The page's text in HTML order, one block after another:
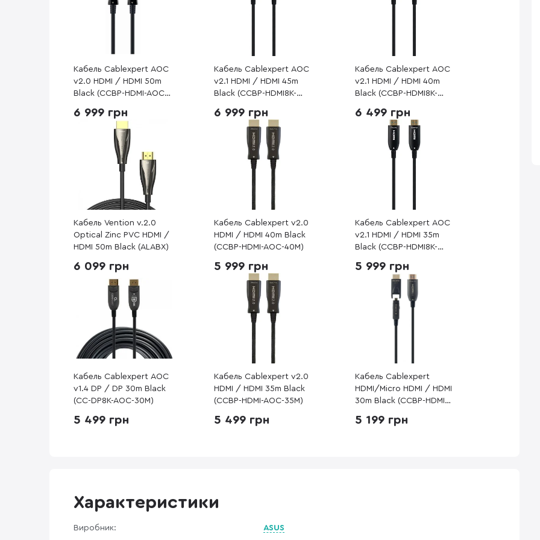
Кабель Cablexpert AOC
v2.0 HDMI / HDMI 50m
Black (CCBP-HDMI-AOC-
6 999 грн
Кабель Cablexpert AOC
v2.1 HDMI / HDMI 45m
Black (CCBP-HDMI8K-
6 999 грн
Кабель Cablexpert AOC
v2.1 HDMI / HDMI 40m
Black (CCBP-HDMI8K-
6 499 грн
Кабель Vention v.2.0
Optical Zinc PVC HDMI /
HDMI 50m Black (ALABX)
6 099 грн
Кабель Cablexpert v2.0
HDMI / HDMI 40m Black
(CCBP-HDMI-AOC-40M)
5 999 грн
Кабель Cablexpert AOC
v2.1 HDMI / HDMI 35m
Black (CCBP-HDMI8K-
5 999 грн
Кабель Cablexpert AOC
v1.4 DP / DP 30m Black
(CC-DP8K-AOC-30M)
5 499 грн
Кабель Cablexpert v2.0
HDMI / HDMI 35m Black
(CCBP-HDMI-AOC-35M)
5 499 грн
Кабель Cablexpert
HDMI/Micro HDMI / HDMI
30m Black (CCBP-HDMID-
5 199 грн
Характеристики
Виробник: ASUS